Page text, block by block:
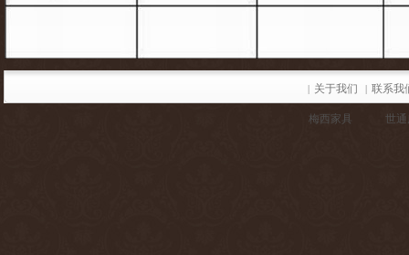
梅西家具 世
| 关于我们 | 联系我